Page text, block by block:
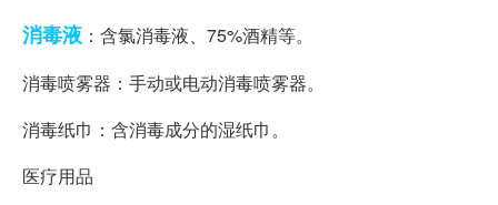
消毒液 ：含氯消毒液、75%酒精等。
消毒喷雾器：手动或电动消毒喷雾器。
消毒纸巾：含消毒成分的湿纸巾。
医疗用品